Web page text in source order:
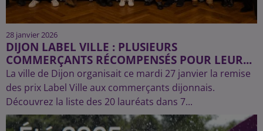
28 janvier 2026
DIJON LABEL VILLE : PLUSIEURS
COMMERÇANTS RÉCOMPENSÉS POUR LEUR...
La ville de Dijon organisait ce mardi 27 janvier la remise
des prix Label Ville aux commerçants dijonnais.
Découvrez la liste des 20 lauréats dans 7...